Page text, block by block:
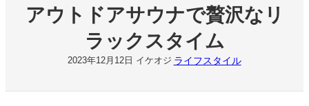
アウトドアサウナで贅沢なリ
ラックスタイム
2023年12月12日 イケオジ ライフスタイル